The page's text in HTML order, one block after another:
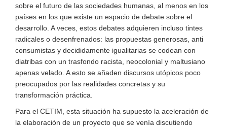
sobre el futuro de las sociedades humanas, al menos en los
países en los que existe un espacio de debate sobre el
desarrollo. A veces, estos debates adquieren incluso tintes
radicales o desenfrenados: las propuestas generosas, anti
consumistas y decididamente igualitarias se codean con
diatribas con un trasfondo racista, neocolonial y maltusiano
apenas velado. A esto se añaden discursos utópicos poco
preocupados por las realidades concretas y su
transformación práctica.
Para el CETIM, esta situación ha supuesto la aceleración de
la elaboración de un proyecto que se venía discutiendo